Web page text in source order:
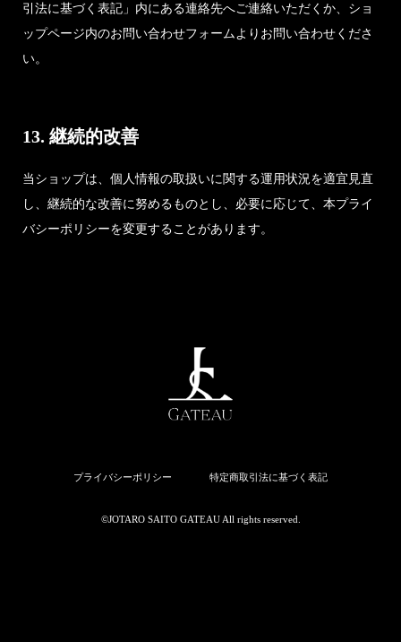
引法に基づく表記」内にある連絡先へご連絡いただくか、ショ
ップページ内のお問い合わせフォームよりお問い合わせくださ
い。
13. 継続的改善
当ショップは、個人情報の取扱いに関する運用状況を適宜見直
し、継続的な改善に努めるものとし、必要に応じて、本プライ
バシーポリシーを変更することがあります。
プライバシーポリシー 特定商取引法に基づく表記
©︎JOTARO SAITO GATEAU All rights reserved.